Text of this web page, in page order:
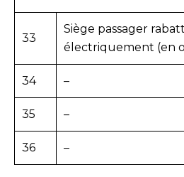
33
Siège passager
électriquement (en
34 –
35 –
36 –